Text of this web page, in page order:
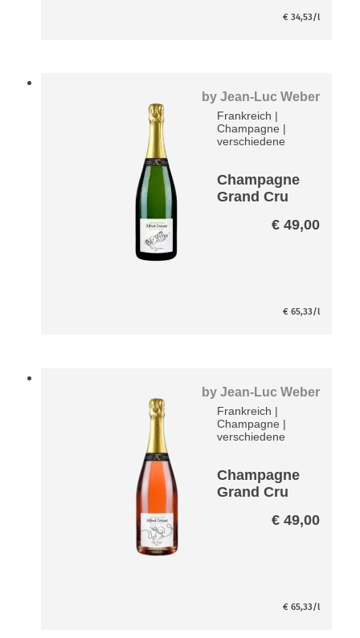
€ 34,53/l
by Jean-Luc Weber
Frankreich |
Champagne |
verschiedene
Champagne
Grand Cru
Racines Brut
€49,00
€ 65,33/l
by Jean-Luc Weber
Frankreich |
Champagne |
verschiedene
Champagne
Grand Cru
€49,00
€ 65,33/l